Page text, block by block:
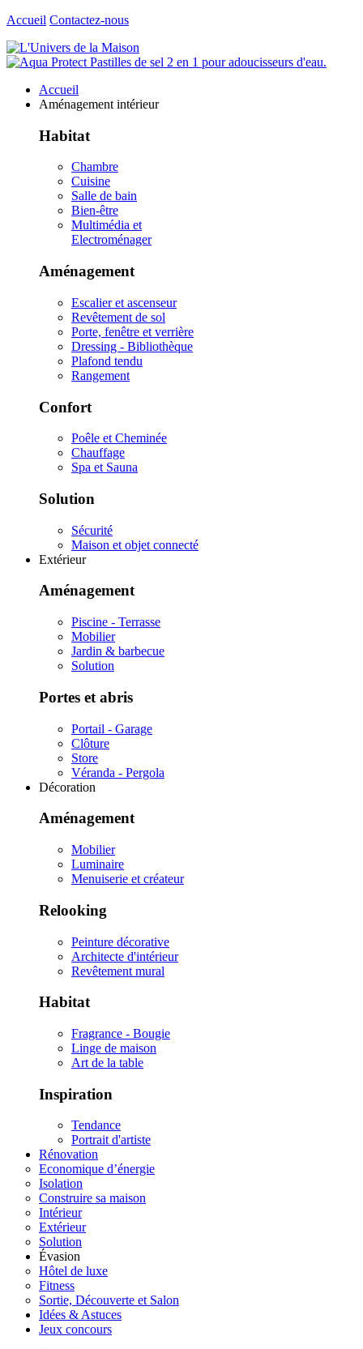
Accueil Contactez-nous
Accueil
Aménagement intérieur
Habitat
Chambre
Cuisine
Salle de bain
Bien-être
Multimédia et
Electroménager
Aménagement
Escalier et ascenseur
Revêtement de sol
Porte, fenêtre et verrière
Dressing - Bibliothèque
Plafond tendu
Rangement
Confort
Poêle et Cheminée
Chauffage
Spa et Sauna
Solution
Sécurité
Maison et objet connecté
Extérieur
Aménagement
Piscine - Terrasse
Mobilier
Jardin & barbecue
Solution
Portes et abris
Portail - Garage
Clôture
Store
Véranda - Pergola
Décoration
Aménagement
Mobilier
Luminaire
Menuiserie et créateur
Relooking
Peinture décorative
Architecte d'intérieur
Revêtement mural
Habitat
Fragrance - Bougie
Linge de maison
Art de la table
Inspiration
Tendance
Portrait d'artiste
Rénovation
Economique d’énergie
Isolation
Construire sa maison
Intérieur
Extérieur
Solution
Évasion
Hôtel de luxe
Fitness
Sortie, Découverte et Salon
Idées & Astuces
Jeux concours